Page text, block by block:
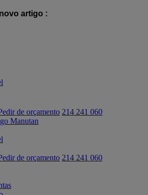
artigo :
de orçamento 214 241 060
de orçamento 214 241 060